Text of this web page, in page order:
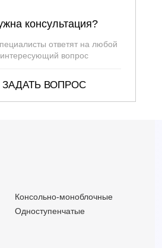
консультация?
ответят на любой
интересующий вопрос
ЗАДАТЬ ВОПРОС
Консольно-моноблочные
Одноступенчатые